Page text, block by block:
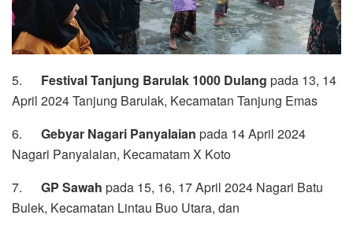
5. Festival Tanjung Barulak 1000 Dulang pada 13, 14
April 2024 Tanjung Barulak, Kecamatan Tanjung Emas
6. Gebyar Nagari Panyalaian pada 14 April 2024
Nagari Panyalaian, Kecamatam X Koto
7. GP Sawah pada 15, 16, 17 April 2024 Nagari Batu
Bulek, Kecamatan Lintau Buo Utara, dan